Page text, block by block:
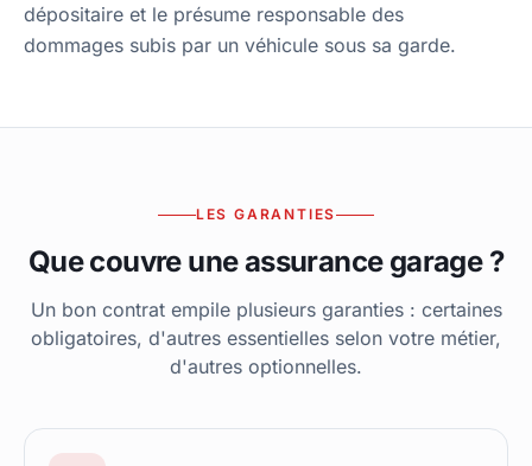
dépositaire et le présume responsable des
dommages subis par un véhicule sous sa garde.
LES GARANTIES
Que couvre une assurance garage ?
Un bon contrat empile plusieurs garanties : certaines
obligatoires, d'autres essentielles selon votre métier,
d'autres optionnelles.